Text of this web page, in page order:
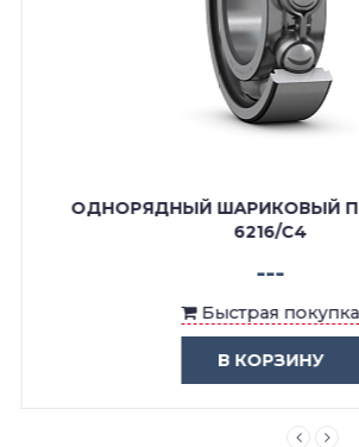
ШАРИКОВЫЙ ПОДШИПНИК
Быстрая покупка